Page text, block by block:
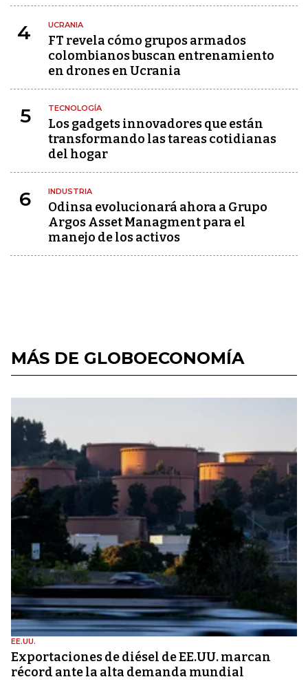
4 UCRANIA
FT revela cómo grupos armados
colombianos buscan entrenamiento
en drones en Ucrania
5 TECNOLOGÍA
Los gadgets innovadores que están
transformando las tareas cotidianas
del hogar
6 INDUSTRIA
Odinsa evolucionará ahora a Grupo
Argos Asset Managment para el
manejo de los activos
MÁS DE GLOBOECONOMÍA
EE.UU.
Exportaciones de diésel de EE.UU. marcan
récord ante la alta demanda mundial